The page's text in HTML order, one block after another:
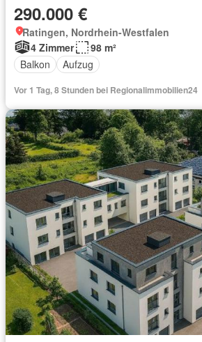
290.000 €
Ratingen, Nordrhein-Westfalen
4 Zimmer
98 m²
Balkon
Aufzug
Vor 1 Tag, 8 Stunden bei Regionalimmobilien24